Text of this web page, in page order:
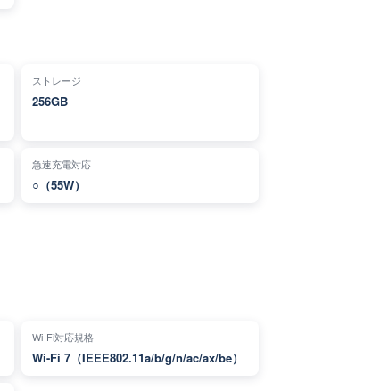
ストレージ
256GB
急速充電対応
○（55W）
Wi-Fi対応規格
Wi-Fi 7（IEEE802.11a/b/g/n/ac/ax/be）